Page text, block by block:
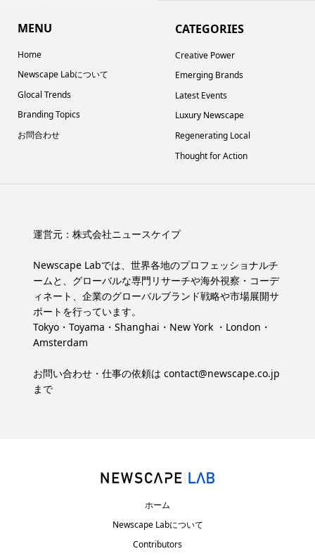
MENU
Home
Newscape Labについて
Glocal Trends
Branding Topics
お問合わせ
CATEGORIES
Creative Power
Emerging Brands
Latest Events
Luxury Newscape
Regenerating Local
Thought for Action
運営元： 株式会社ニュースケイプ
Newscape Labでは、世界各地のプロフェッショナルチ
ームと、グローバルな専門リサーチや海外視察・コーデ
ィネート、企業のグローバルブランド戦略や市場展開サ
ポートを行っています。
Tokyo・Toyama・Shanghai・New York ・London・
Amsterdam
お問い合わせ・仕事の依頼は contact@newscape.co.jp
まで
ホーム
Newscape Labについて
Contributors